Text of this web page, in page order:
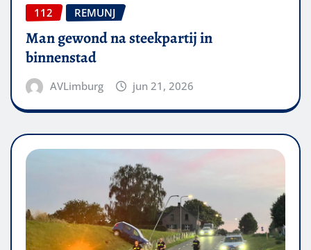
112 REMUNJ
Man gewond na steekpartij in
binnenstad
AVLimburg jun 21, 2026